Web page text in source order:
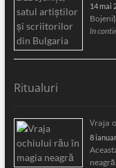
14 mai
în
Ritualuri
Vraja
8
neagră.